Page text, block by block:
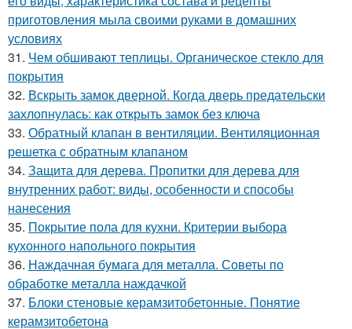
приготовления мыла своими руками в домашних
условиях
31. Чем обшивают теплицы. Органическое стекло для
покрытия
32. Вскрыть замок дверной. Когда дверь предательски
захлопнулась: как открыть замок без ключа
33. Обратный клапан в вентиляции. Вентиляционная
решетка с обратным клапаном
34. Защита для дерева. Пропитки для дерева для
внутренних работ: виды, особенности и способы
нанесения
35. Покрытие пола для кухни. Критерии выбора
кухонного напольного покрытия
36. Наждачная бумага для металла. Советы по
обработке металла наждачкой
37. Блоки стеновые керамзитобетонные. Понятие
керамзитобетона